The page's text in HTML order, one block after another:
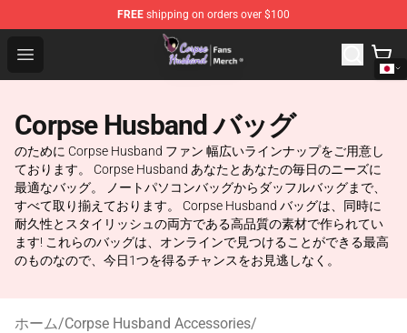
FREE shipping on orders over $100
Open menu
Corpse Husband Store - Official Corpse Husband
Corpse Husband バッグ
のために Corpse Husband ファン 幅広いラインナップをご用意し
ております。 Corpse Husband あなたとあなたの毎日のニーズに
最適なバッグ。 ノートパソコンバッグからダッフルバッグまで、
すべて取り揃えております。 Corpse Husband バッグは、同時に
耐久性とスタイリッシュの両方である高品質の素材で作られてい
ます! これらのバッグは、オンラインで見つけることができる最高
のものなので、今日1つを得るチャンスをお見逃しなく。
ホーム/Corpse Husband Accessories/